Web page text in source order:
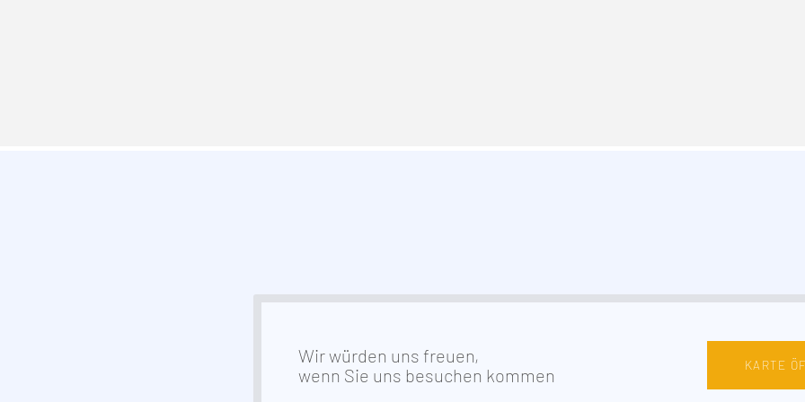
Wir würden uns freuen,
wenn Sie uns besuchen kommen
KARTE